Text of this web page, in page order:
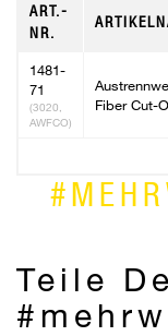
ART.-
NR.
1481-
71
(3020,
AWFCO)
Fiber Cut-
Teile